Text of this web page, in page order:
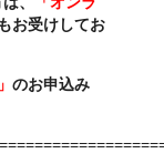
お受けしてお
」 のお申込み